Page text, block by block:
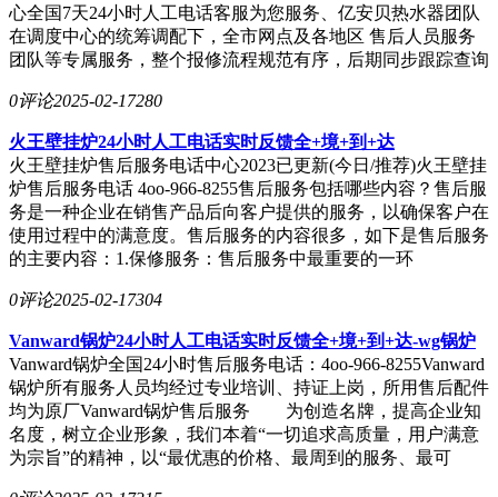
心全国7天24小时人工电话客服为您服务、亿安贝热水器团队
在调度中心的统筹调配下，全市网点及各地区 售后人员服务
团队等专属服务，整个报修流程规范有序，后期同步跟踪查询
0评论2025-02-17280
火王壁挂炉24小时人工电话实时反馈全+境+到+达
火王壁挂炉售后服务电话中心2023已更新(今日/推荐)火王壁挂
炉售后服务电话 4oo-966-8255售后服务包括哪些内容？售后服
务是一种企业在销售产品后向客户提供的服务，以确保客户在
使用过程中的满意度。售后服务的内容很多，如下是售后服务
的主要内容：1.保修服务：售后服务中最重要的一环
0评论2025-02-17304
Vanward锅炉24小时人工电话实时反馈全+境+到+达-wg锅炉
Vanward锅炉全国24小时售后服务电话：4oo-966-8255Vanward
锅炉所有服务人员均经过专业培训、持证上岗，所用售后配件
均为原厂Vanward锅炉售后服务 为创造名牌，提高企业知
名度，树立企业形象，我们本着“一切追求高质量，用户满意
为宗旨”的精神，以“最优惠的价格、最周到的服务、最可